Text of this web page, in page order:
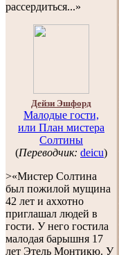
рассердиться...»
Дейзи Эшфорд
Малодые гости,
или План мистера
Солтины
(Переводчик: deicu)
>«Мистер Солтина
был пожилой мущина
42 лет и аххотно
приглашал людей в
гости. У него гостила
малодая барышня 17
лет Этель Монтикю. У